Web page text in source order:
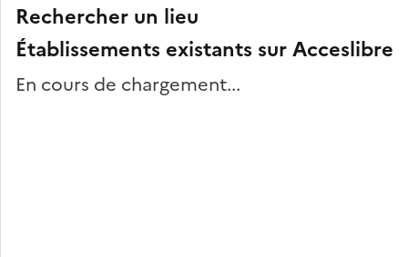
Rechercher un lieu
Établissements existants sur Acceslibre
En cours de chargement...